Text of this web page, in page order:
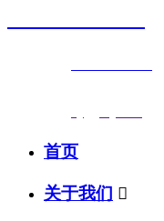
首页
关于我们 